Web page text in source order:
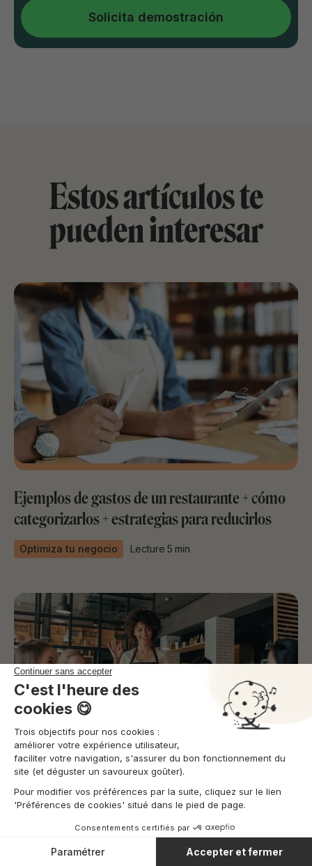
Solicita demostración
Estos artículos te
pueden interesar
Ejemplos de gastos de un restaurante + cómo
categorizarlos + estrategias para reducirlos
Optimiza tu negocio Lecture 5 min
Cómo mejorar la gestión (y la rentabilidad) de
tu negocio hostelero mediante la tecnología
para restaurantes